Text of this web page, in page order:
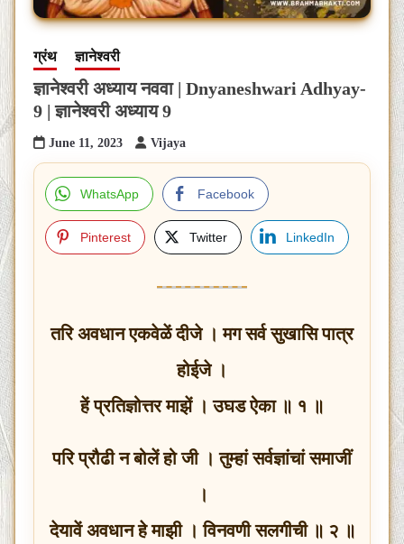
ग्रंथ ज्ञानेश्वरी
ज्ञानेश्वरी अध्याय नववा | Dnyaneshwari Adhyay-
9 | ज्ञानेश्वरी अध्याय 9
June 11, 2023 Vijaya
WhatsApp Facebook
Pinterest Twitter LinkedIn
तरि अवधान एकवेळें दीजे । मग सर्व सुखासि पात्र
होईजे ।
हें प्रतिज्ञोत्तर माझें । उघड ऐका ॥ १ ॥
परि प्रौढी न बोलें हो जी । तुम्हां सर्वज्ञांचां समाजीं
।
देयावें अवधान हे माझी । विनवणी सलगीची ॥ २ ॥